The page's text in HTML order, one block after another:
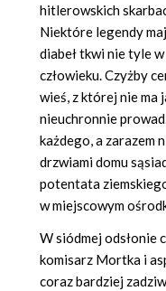
hitlerowskich
Niektóre legendy
diabeł tkwi nie tyle
człowieku. Czyżby
wieś, z której nie ma
nieuchronnie
każdego, a zarazem
drzwiami domu
potentata
w miejscowym
W siódmej odsłonie
komisarz Mortka i
coraz bardziej